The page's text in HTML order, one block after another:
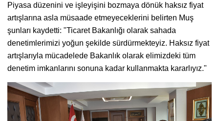
Piyasa düzenini ve işleyişini bozmaya dönük haksız fiyat
artışlarına asla müsaade etmeyeceklerini belirten Muş
şunları kaydetti: "Ticaret Bakanlığı olarak sahada
denetimlerimizi yoğun şekilde sürdürmekteyiz. Haksız fiyat
artışlarıyla mücadelede Bakanlık olarak elimizdeki tüm
denetim imkanlarını sonuna kadar kullanmakta kararlıyız."